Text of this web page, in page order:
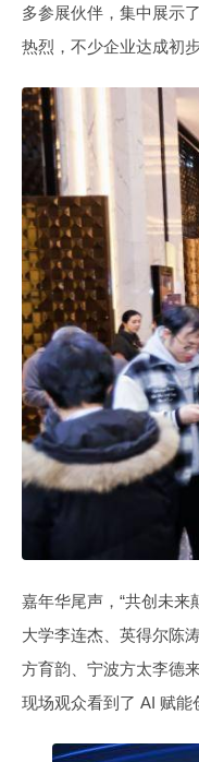
多参展伙伴，集中展示
热烈，不少企业达成初
嘉年华尾声，“共创未来
大学李连杰、英得尔陈
方育韵、宁波方太李德
现场观众看到了 AI 赋能